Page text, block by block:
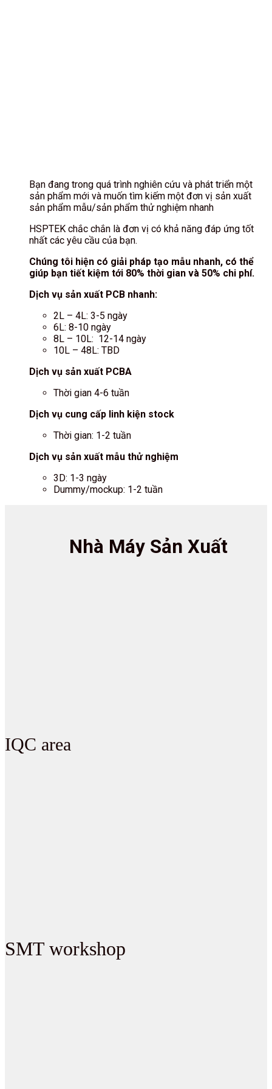
Bạn đang trong quá trình nghiên cứu và phát triển một
sản phẩm mới và muốn tìm kiếm một đơn vị sản xuất
sản phẩm mẫu/sản phẩm thử nghiệm nhanh
HSPTEK chắc chắn là đơn vị có khả năng đáp ứng tốt
nhất các yêu cầu của bạn.
Chúng tôi hiện có giải pháp tạo mẫu nhanh, có thể
giúp bạn tiết kiệm tới 80% thời gian và 50% chi phí.
Dịch vụ sản xuất PCB nhanh:
2L – 4L: 3-5 ngày
6L: 8-10 ngày
8L – 10L: 12-14 ngày
10L – 48L: TBD
Dịch vụ sản xuất PCBA
Thời gian 4-6 tuần
Dịch vụ cung cấp linh kiện stock
Thời gian: 1-2 tuần
Dịch vụ sản xuất mẫu thử nghiệm
3D: 1-3 ngày
Dummy/mockup: 1-2 tuần
Nhà Máy Sản Xuất
IQC area
SMT workshop